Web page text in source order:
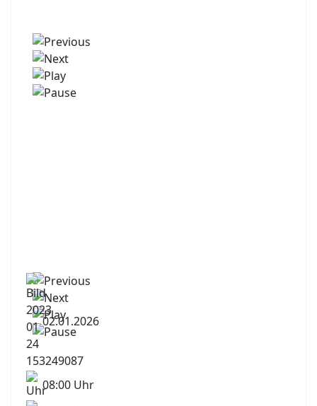
02.01.2026
08:00 Uhr